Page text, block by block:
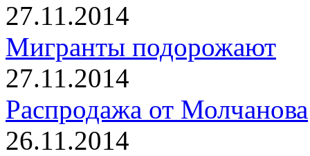
27.11.2014
Мигранты подорожают
27.11.2014
Распродажа от Молчанова
26.11.2014